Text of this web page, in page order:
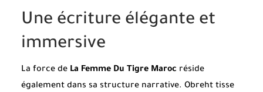
Une écriture élégante et
immersive
La force de La Femme Du Tigre Maroc réside
également dans sa structure narrative. Obreht tisse